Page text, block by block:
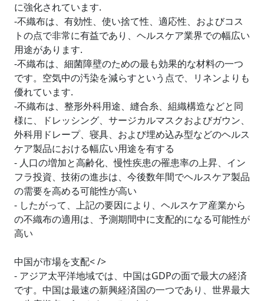
に強化されています.
-不織布は、有効性、使い捨て性、適応性、およびコス
トの点で非常に有益であり、ヘルスケア業界での幅広い
用途があります.
-不織布は、細菌障壁のための最も効果的な材料の一つ
です。空気中の汚染を減らすという点で、リネンよりも
優れています.
-不織布は、整形外科用途、縫合糸、組織構造などと同
様に、ドレッシング、サージカルマスクおよびガウン、
外科用ドレープ、寝具、および埋め込み型などのヘルス
ケア製品における幅広い用途を有する
- 人口の増加と高齢化、慢性疾患の罹患率の上昇、イン
フラ投資、技術の進歩は、今後数年間でヘルスケア製品
の需要を高める可能性が高い
- したがって、上記の要因により、ヘルスケア産業から
の不織布の適用は、予測期間中に支配的になる可能性が
高い
中国が市場を支配< />
- アジア太平洋地域では、中国はGDPの面で最大の経済
です。中国は最速の新興経済国の一つであり、世界最大